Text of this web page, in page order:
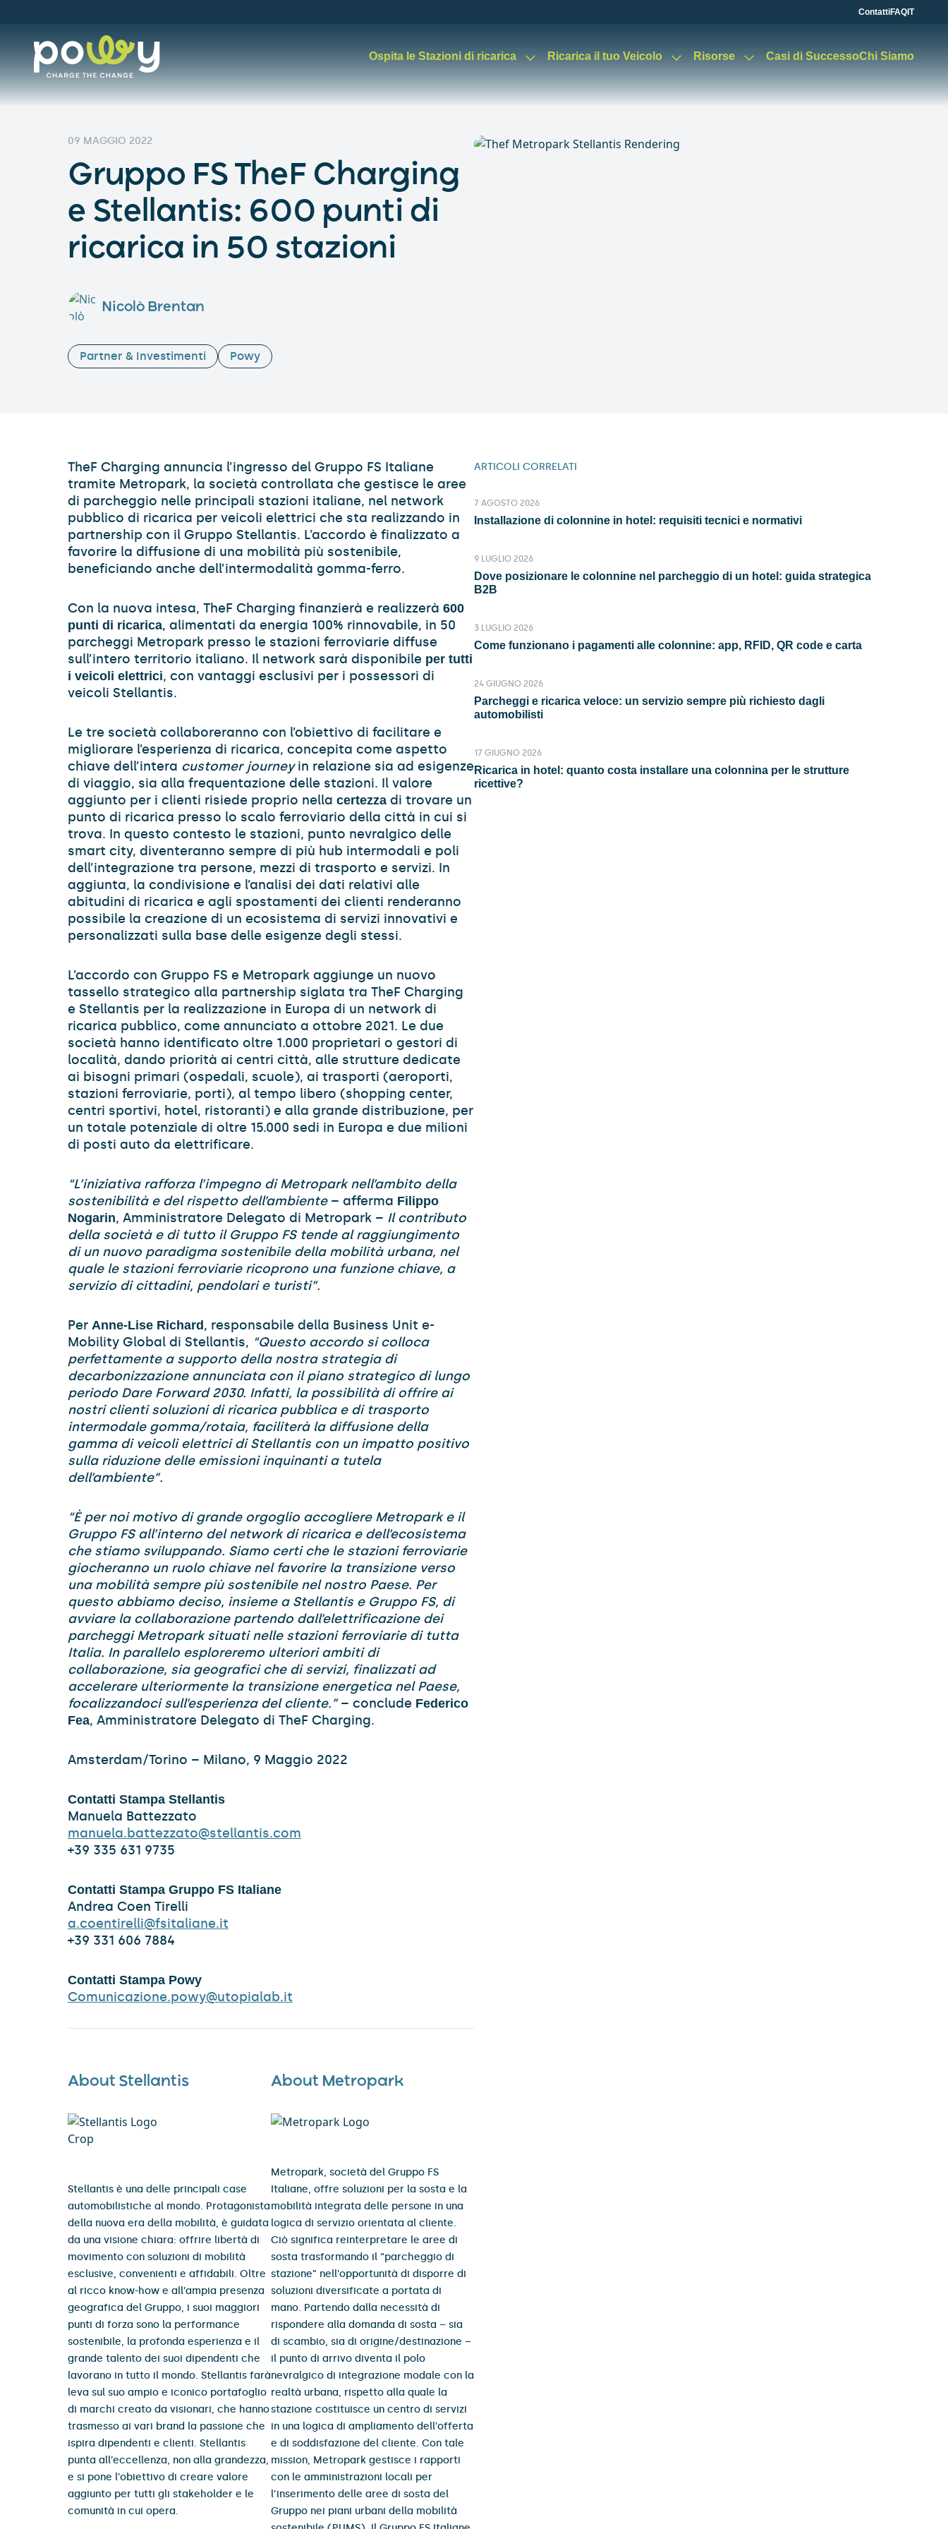
ContattiFAQ IT
Ospita le Stazioni di ricarica Ricarica il tuo Veicolo Risorse Casi di SuccessoChi Siamo
09 MAGGIO 2022
Gruppo FS TheF Charging
e Stellantis: 600 punti di
ricarica in 50 stazioni
Nicolò Brentan
Partner & Investimenti Powy
TheF Charging annuncia l’ingresso del Gruppo FS Italiane
tramite Metropark, la società controllata che gestisce le aree
di parcheggio nelle principali stazioni italiane, nel network
pubblico di ricarica per veicoli elettrici che sta realizzando in
partnership con il Gruppo Stellantis. L’accordo è finalizzato a
favorire la diffusione di una mobilità più sostenibile,
beneficiando anche dell’intermodalità gomma-ferro.
Con la nuova intesa, TheF Charging finanzierà e realizzerà 600
punti di ricarica, alimentati da energia 100% rinnovabile, in 50
parcheggi Metropark presso le stazioni ferroviarie diffuse
sull’intero territorio italiano. Il network sarà disponibile per tutti
i veicoli elettrici, con vantaggi esclusivi per i possessori di
veicoli Stellantis.
Le tre società collaboreranno con l’obiettivo di facilitare e
migliorare l’esperienza di ricarica, concepita come aspetto
chiave dell’intera customer journeyin relazione sia ad esigenze
di viaggio, sia alla frequentazione delle stazioni. Il valore
aggiunto per i clienti risiede proprio nella certezza di trovare un
punto di ricarica presso lo scalo ferroviario della città in cui si
trova. In questo contesto le stazioni, punto nevralgico delle
smart city, diventeranno sempre di più hub intermodali e poli
dell’integrazione tra persone, mezzi di trasporto e servizi. In
aggiunta, la condivisione e l’analisi dei dati relativi alle
abitudini di ricarica e agli spostamenti dei clienti renderanno
possibile la creazione di un ecosistema di servizi innovativi e
personalizzati sulla base delle esigenze degli stessi.
L’accordo con Gruppo FS e Metropark aggiunge un nuovo
tassello strategico alla partnership siglata tra TheF Charging
e Stellantis per la realizzazione in Europa di un network di
ricarica pubblico, come annunciato a ottobre 2021. Le due
società hanno identificato oltre 1.000 proprietari o gestori di
località, dando priorità ai centri città, alle strutture dedicate
ai bisogni primari (ospedali, scuole), ai trasporti (aeroporti,
stazioni ferroviarie, porti), al tempo libero (shopping center,
centri sportivi, hotel, ristoranti) e alla grande distribuzione, per
un totale potenziale di oltre 15.000 sedi in Europa e due milioni
di posti auto da elettrificare.
“L’iniziativa rafforza l’impegno di Metropark nell’ambito della
sostenibilità e del rispetto dell’ambiente– afferma Filippo
Nogarin, Amministratore Delegato di Metropark – Il contributo
della società e di tutto il Gruppo FS tende al raggiungimento
di un nuovo paradigma sostenibile della mobilità urbana, nel
quale le stazioni ferroviarie ricoprono una funzione chiave, a
servizio di cittadini, pendolari e turisti”.
Per Anne-Lise Richard , responsabile della Business Unit e-
Mobility Global di Stellantis, “Questo accordo si colloca
perfettamente a supporto della nostra strategia di
decarbonizzazione annunciata con il piano strategico di lungo
periodo Dare Forward 2030. Infatti, la possibilità di offrire ai
nostri clienti soluzioni di ricarica pubblica e di trasporto
intermodale gomma/rotaia, faciliterà la diffusione della
gamma di veicoli elettrici di Stellantis con un impatto positivo
sulla riduzione delle emissioni inquinanti a tutela
dell’ambiente”.
“È per noi motivo di grande orgoglio accogliere Metropark e il
Gruppo FS all’interno del network di ricarica e dell’ecosistema
che stiamo sviluppando. Siamo certi che le stazioni ferroviarie
giocheranno un ruolo chiave nel favorire la transizione verso
una mobilità sempre più sostenibile nel nostro Paese. Per
questo abbiamo deciso, insieme a Stellantis e Gruppo FS, di
avviare la collaborazione partendo dall’elettrificazione dei
parcheggi Metropark situati nelle stazioni ferroviarie di tutta
Italia. In parallelo esploreremo ulteriori ambiti di
collaborazione, sia geografici che di servizi, finalizzati ad
accelerare ulteriormente la transizione energetica nel Paese,
focalizzandoci sull’esperienza del cliente.”– conclude Federico
Fea, Amministratore Delegato di TheF Charging.
Amsterdam/Torino – Milano, 9 Maggio 2022
Contatti Stampa Stellantis
Manuela Battezzato
manuela.battezzato@stellantis.com
+39 335 631 9735
Contatti Stampa Gruppo FS Italiane
Andrea Coen Tirelli
a.coentirelli@fsitaliane.it
+39 331 606 7884
Contatti Stampa Powy
Comunicazione.powy@utopialab.it
About Stellantis
Stellantis è una delle principali case
automobilistiche al mondo. Protagonista
della nuova era della mobilità, è guidata
da una visione chiara: offrire libertà di
movimento con soluzioni di mobilità
esclusive, convenienti e affidabili. Oltre
al ricco know-how e all’ampia presenza
geografica del Gruppo, i suoi maggiori
punti di forza sono la performance
sostenibile, la profonda esperienza e il
grande talento dei suoi dipendenti che
lavorano in tutto il mondo. Stellantis farà
leva sul suo ampio e iconico portafoglio
di marchi creato da visionari, che hanno
trasmesso ai vari brand la passione che
ispira dipendenti e clienti. Stellantis
punta all’eccellenza, non alla grandezza,
e si pone l’obiettivo di creare valore
aggiunto per tutti gli stakeholder e le
comunità in cui opera.
About Metropark
Metropark, società del Gruppo FS
Italiane, offre soluzioni per la sosta e la
mobilità integrata delle persone in una
logica di servizio orientata al cliente.
Ciò significa reinterpretare le aree di
sosta trasformando il “parcheggio di
stazione” nell’opportunità di disporre di
soluzioni diversificate a portata di
mano. Partendo dalla necessità di
rispondere alla domanda di sosta – sia
di scambio, sia di origine/destinazione –
il punto di arrivo diventa il polo
nevralgico di integrazione modale con la
realtà urbana, rispetto alla quale la
stazione costituisce un centro di servizi
in una logica di ampliamento dell’offerta
e di soddisfazione del cliente. Con tale
mission, Metropark gestisce i rapporti
con le amministrazioni locali per
l’inserimento delle aree di sosta del
Gruppo nei piani urbani della mobilità
ARTICOLI CORRELATI
7 AGOSTO 2026
Installazione di colonnine in hotel: requisiti tecnici e normativi
9 LUGLIO 2026
Dove posizionare le colonnine nel parcheggio di un hotel: guida strategica
B2B
3 LUGLIO 2026
Come funzionano i pagamenti alle colonnine: app, RFID, QR code e carta
24 GIUGNO 2026
Parcheggi e ricarica veloce: un servizio sempre più richiesto dagli
automobilisti
17 GIUGNO 2026
Ricarica in hotel: quanto costa installare una colonnina per le strutture
ricettive?